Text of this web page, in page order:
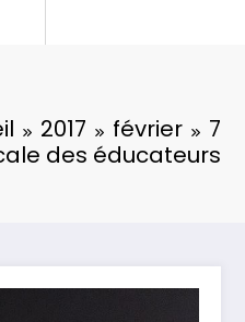
2017 février
7
des éducateurs